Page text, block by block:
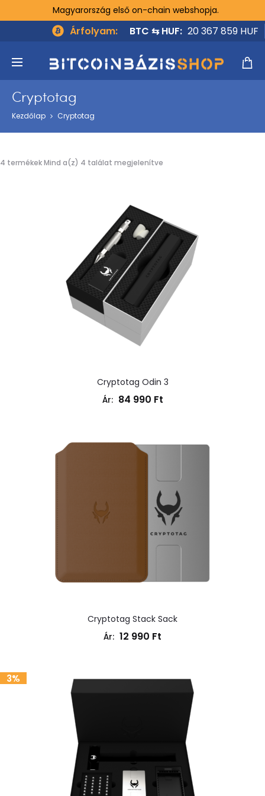
Magyarország első on-chain webshopja.
Árfolyam: BTC ⇆ HUF: 20 367 859 HUF
Cryptotag
Kezdőlap Cryptotag
4 termékek Mind a(z) 4 találat megjelenítve
Cryptotag Odin 3
Ár: 84 990 Ft
Cryptotag Stack Sack
Ár: 12 990 Ft
3%